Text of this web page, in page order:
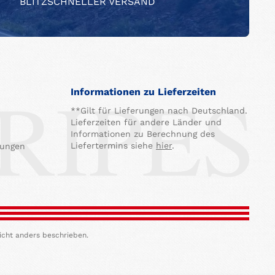
Informationen zu Lieferzeiten
**Gilt für Lieferungen nach Deutschland.
Lieferzeiten für andere Länder und
Informationen zu Berechnung des
Liefertermins siehe hier.
anders beschrieben.